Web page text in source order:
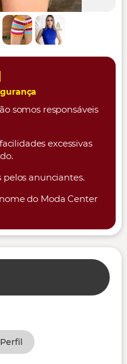
somos responsáveis
excessivas
pelos anunciantes.
do Moda Center